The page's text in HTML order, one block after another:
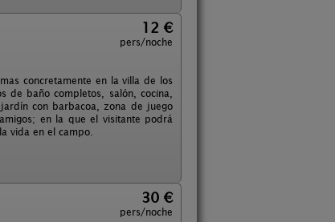
12 €
pers/noche
concretamente en la villa de los
de baño completos, salón, cocina,
con barbacoa, zona de juego
en la que el visitante podrá
vida en el campo.
30 €
pers/noche